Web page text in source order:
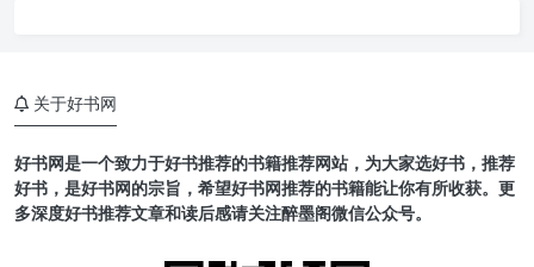
关于好书网
好书网是一个致力于好书推荐的书籍推荐网站，为大家选好书，推荐
好书，是好书网的宗旨，希望好书网推荐的书籍能让你有所收获。更
多深度好书推荐文章和读后感请关注醉墨阁微信公众号。